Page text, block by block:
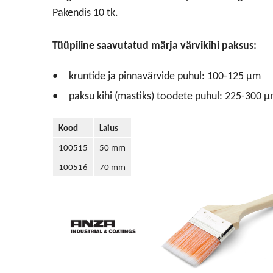
Pakendis 10 tk.
Tüüpiline saavutatud märja värvikihi paksus:
kruntide ja pinnavärvide puhul: 100-125 μm
paksu kihi (mastiks) toodete puhul: 225-300
Kood
Laius
100515
50 mm
100516
70 mm